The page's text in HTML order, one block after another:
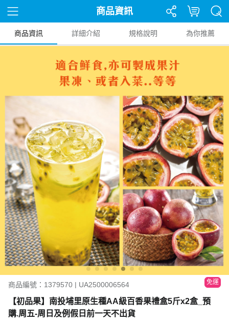
商品資訊
商品資訊 詳細介紹 規格說明 為你推薦
商品編號：1379570 | UA2500006564 免運
【初品果】南投埔里原生種AA級百香果禮盒5斤x2盒_預
購.周五-周日及例假日前一天不出貨